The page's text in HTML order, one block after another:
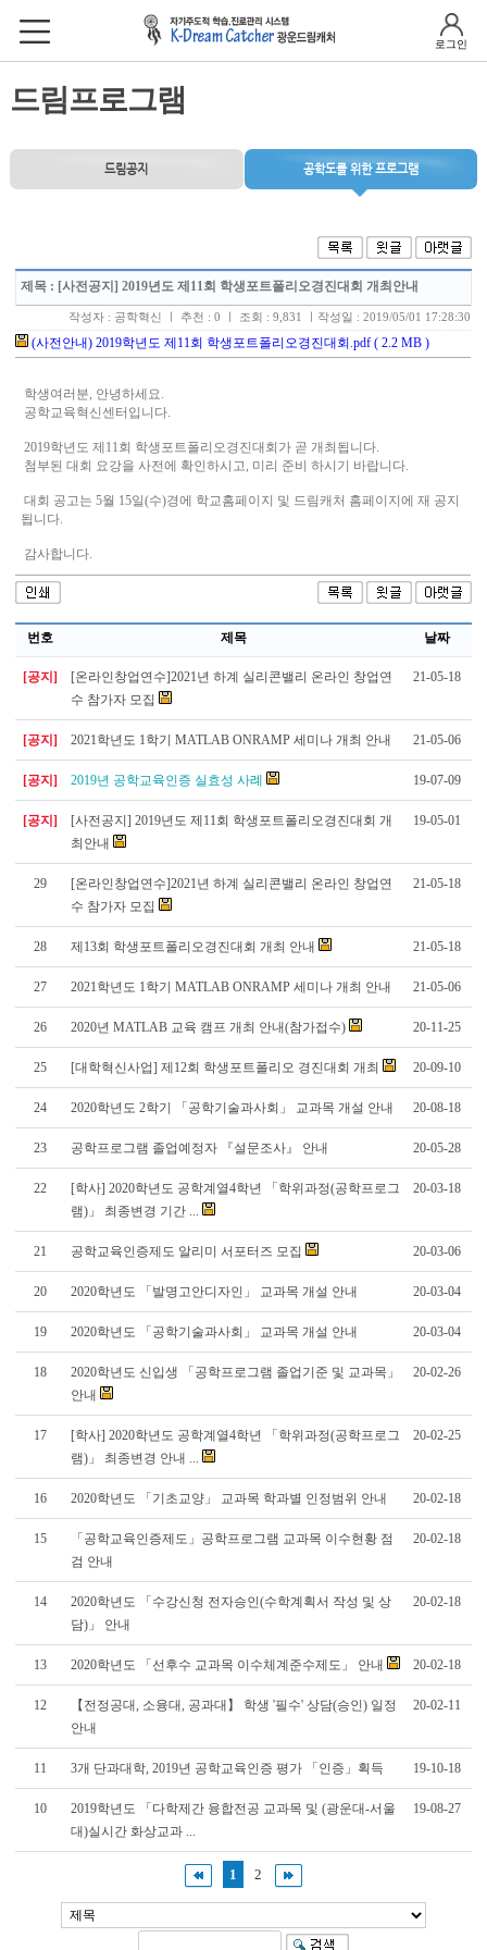
로그인
드림프로그램
드림공지 공학도를 위한 프로그램
제목: [사전공지] 2019년도 제11회 학생포트폴리오경진대회 개최안내
작성자 : 공학혁신 ㅣ 추천 : 0 ㅣ 조회 : 9,831 ㅣ작성일 : 2019/05/01 17:28:30
(사전안내) 2019학년도 제11회 학생포트폴리오경진대회.pdf ( 2.2 MB )
학생여러분, 안녕하세요.
공학교육혁신센터입니다.
2019학년도 제11회 학생포트폴리오경진대회가 곧 개최됩니다.
첨부된 대회 요강을 사전에 확인하시고, 미리 준비 하시기 바랍니다.
대회 공고는 5월 15일(수)경에 학교홈페이지 및 드림캐처 홈페이지에 재 공지
됩니다.
감사합니다.
번호 제목 날짜
[공지]
[온라인창업연수]2021년 하계 실리콘밸리 온라인 창업연
수 참가자 모집
21-05-18
[공지] 2021학년도 1학기 MATLAB ONRAMP 세미나 개최 안내 21-05-06
[공지] 2019년 공학교육인증 실효성 사례 19-07-09
[공지]
[사전공지] 2019년도 제11회 학생포트폴리오경진대회 개
최안내
19-05-01
29
[온라인창업연수]2021년 하계 실리콘밸리 온라인 창업연
수 참가자 모집
21-05-18
28 제13회 학생포트폴리오경진대회 개최 안내 21-05-18
27 2021학년도 1학기 MATLAB ONRAMP 세미나 개최 안내 21-05-06
26 2020년 MATLAB 교육 캠프 개최 안내(참가접수) 20-11-25
25 [대학혁신사업] 제12회 학생포트폴리오 경진대회 개최 20-09-10
24 2020학년도 2학기 「공학기술과사회」 교과목 개설 안내 20-08-18
23 공학프로그램 졸업예정자 『설문조사』 안내 20-05-28
22
[학사] 2020학년도 공학계열4학년 「학위과정(공학프로그
램)」 최종변경 기간 ...
20-03-18
21 공학교육인증제도 알리미 서포터즈 모집 20-03-06
20 2020학년도 「발명고안디자인」 교과목 개설 안내 20-03-04
19 2020학년도 「공학기술과사회」 교과목 개설 안내 20-03-04
18
2020학년도 신입생 「공학프로그램 졸업기준 및 교과목」
안내
20-02-26
17
[학사] 2020학년도 공학계열4학년 「학위과정(공학프로그
램)」 최종변경 안내 ...
20-02-25
16 2020학년도 「기초교양」 교과목 학과별 인정범위 안내 20-02-18
15
「공학교육인증제도」공학프로그램 교과목 이수현황 점
검 안내
20-02-18
14
2020학년도 「수강신청 전자승인(수학계획서 작성 및 상
담)」 안내
20-02-18
13 2020학년도 「선후수 교과목 이수체계준수제도」 안내 20-02-18
12
【전정공대, 소융대, 공과대】 학생 '필수' 상담(승인) 일정
안내
20-02-11
11 3개 단과대학, 2019년 공학교육인증 평가 「인증」획득 19-10-18
10
2019학년도 「다학제간 융합전공 교과목 및 (광운대-서울
대)실시간 화상교과 ...
19-08-27
1 2